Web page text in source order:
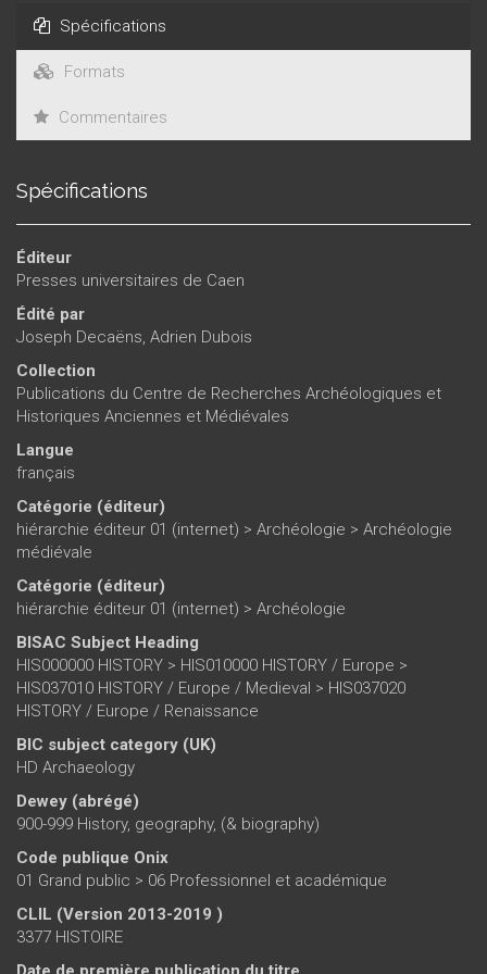
having been restored to its pride of place, and has become
an essential cultural venue, housing none other than the
Museum of Normandy, the Rampart Rooms and the Musée
the world.
Spécifications
Formats
Commentaires
Spécifications
Éditeur
Presses universitaires de Caen
Édité par
Joseph Decaëns Adrien Dubois
Collection
Publications du Centre de Recherches Archéologiques et
Historiques Anciennes et Médiévales
Langue
français
Catégorie (éditeur)
hiérarchie éditeur 01 (internet) > Archéologie > Archéologie
médiévale
Catégorie (éditeur)
hiérarchie éditeur 01 (internet) > Archéologie
BISAC Subject Heading
HIS000000 HISTORY > HIS010000 HISTORY / Europe >
HIS037010 HISTORY / Europe / Medieval > HIS037020
HISTORY / Europe / Renaissance
BIC subject category (UK)
HD Archaeology
Dewey (abrégé)
900-999 History, geography, (& biography)
Code publique Onix
01 Grand public > 06 Professionnel et académique
CLIL (Version 2013-2019 )
3377 HISTOIRE